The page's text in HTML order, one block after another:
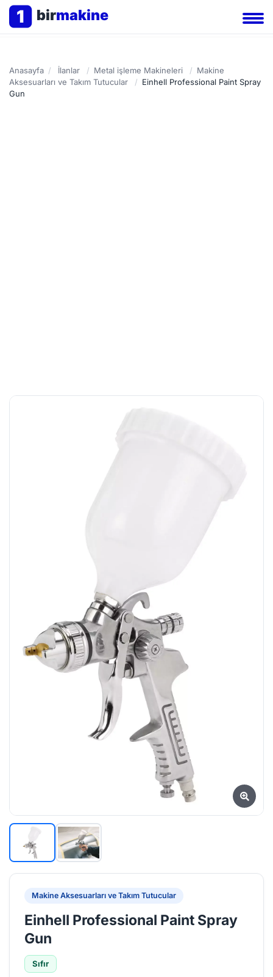
1 birmakine
Anasayfa / İlanlar / Metal işleme Makineleri / Makine
Aksesuarları ve Takım Tutucular
/ Einhell Professional Paint Spray
Gun
Makine Aksesuarları ve Takım Tutucular
Einhell Professional Paint Spray
Gun
Sıfır